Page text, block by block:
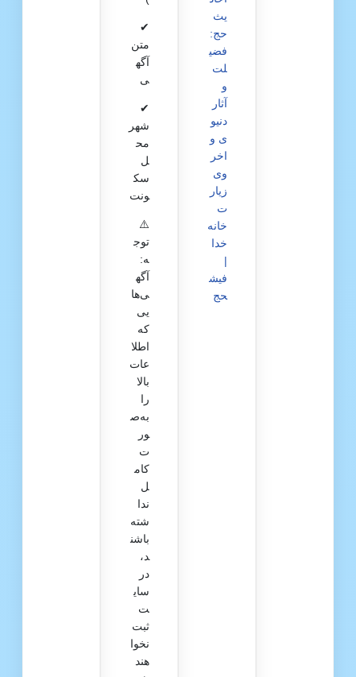
یث
حج:
فضی
لت
و
آثار
دنیو
ی و
اخر
وی
زیار
ت
خانه
خدا
|
فیش
حج
✔
متن
آگه
ی
✔
شهر
مح
ل
سک
ونت
⚠️
توج
ه:
آگه
ی‌ها
یی
که
اطلا
عات
بالا
را
به‌ص
ور
ت
کام
ل
ندا
شته
باشن
د،
در
سای
ت
ثبت
نخوا
هند